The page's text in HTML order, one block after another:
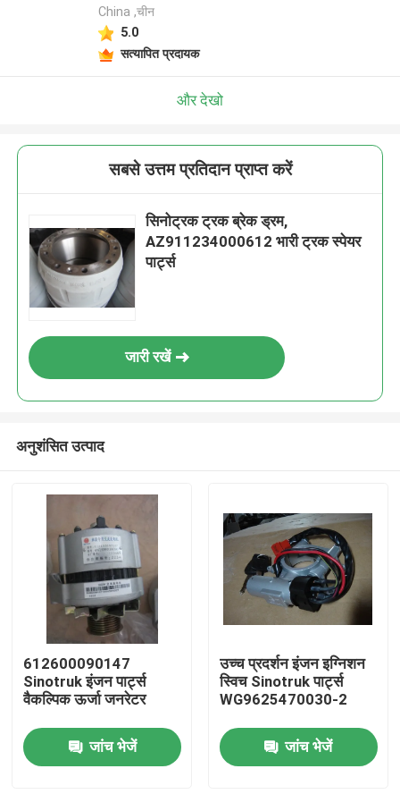
China ,चीन
5.0
सत्यापित प्रदायक
और देखो
सबसे उत्तम प्रतिदान प्राप्त करें
सिनोट्रक ट्रक ब्रेक ड्रम,
AZ911234000612 भारी ट्रक स्पेयर
पार्ट्स
जारी रखें
अनुशंसित उत्पाद
612600090147
Sinotruk इंजन पार्ट्स
वैकल्पिक ऊर्जा जनरेटर
जांच भेजें
उच्च प्रदर्शन इंजन इग्निशन
स्विच Sinotruk पार्ट्स
WG9625470030-2
जांच भेजें